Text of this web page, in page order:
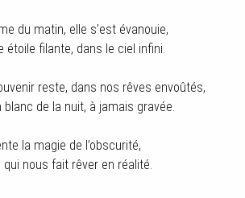
du matin, elle s’est évanouie,
étoile filante, dans le ciel infini.
reste, dans nos rêves envoûtés,
blanc de la nuit, à jamais gravée.
la magie de l’obscurité,
qui nous fait rêver en réalité.